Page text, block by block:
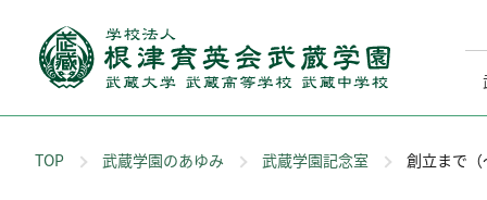
TOP 武蔵学園のあゆみ 武蔵学園記念室 創立まで